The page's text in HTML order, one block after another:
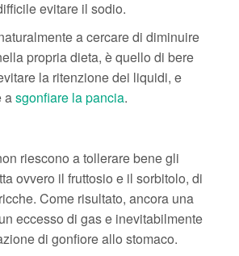
evitare il sodio.
a cercare di diminuire
propria dieta, è quello di bere
la ritenzione dei liquidi, e
asgonfiare la pancia.
riescono a tollerare bene gli
ovvero il fruttosio e il sorbitolo, di
Come risultato, ancora una
eccesso di gas e inevitabilmente
di gonfiore allo stomaco.